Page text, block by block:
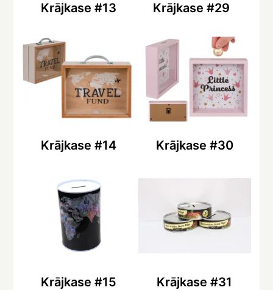
Krājkase #13 Krājkase #29
Krājkase #14 Krājkase #30
Krājkase #15 Krājkase #31